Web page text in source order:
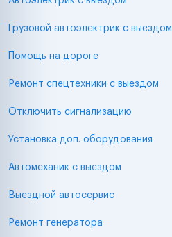
Грузовой автоэлектрик с выездом
Помощь на дороге
Ремонт спецтехники с выездом
Отключить сигнализацию
Установка доп. оборудования
Автомеханик с выездом
Выездной автосервис
Ремонт генератора